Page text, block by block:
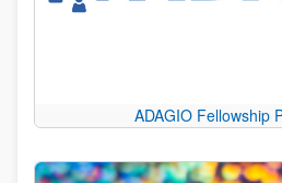
ADAGIO Fellowship